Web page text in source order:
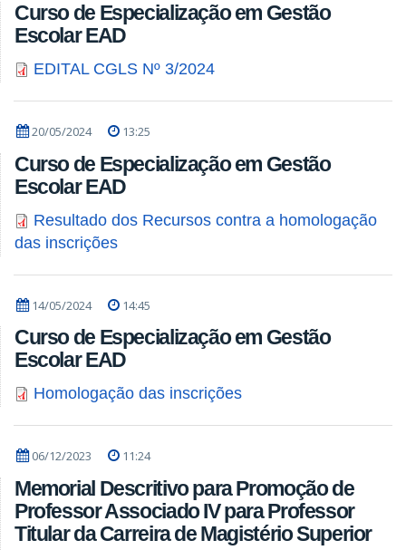
Curso de Especialização em Gestão
Escolar EAD
EDITAL CGLS Nº 3/2024
20/05/2024 13:25
Curso de Especialização em Gestão
Escolar EAD
Resultado dos Recursos contra a homologação
das inscrições
14/05/2024 14:45
Curso de Especialização em Gestão
Escolar EAD
Homologação das inscrições
06/12/2023 11:24
Memorial Descritivo para Promoção de
Professor Associado IV para Professor
Titular da Carreira de Magistério Superior